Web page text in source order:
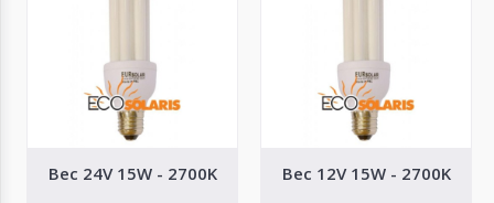
Bec 24V 15W - 2700K Bec 12V 15W - 2700K